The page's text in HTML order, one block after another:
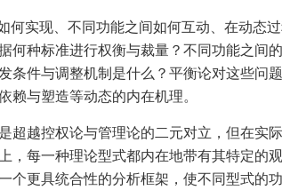
实现、不同功能之间如何互动、在动态
种标准进行权衡与裁量？不同功能之间
件与调整机制是什么？平衡论对这些问
与塑造等动态的内在机理。
越控权论与管理论的二元对立，但在实
每一种理论型式都内在地带有其特定的
更具统合性的分析框架，使不同型式的